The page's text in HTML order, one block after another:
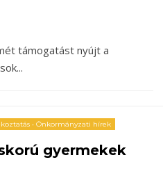
támogatást nyújt a
...
• Önkormányzati hírek
gyermekek